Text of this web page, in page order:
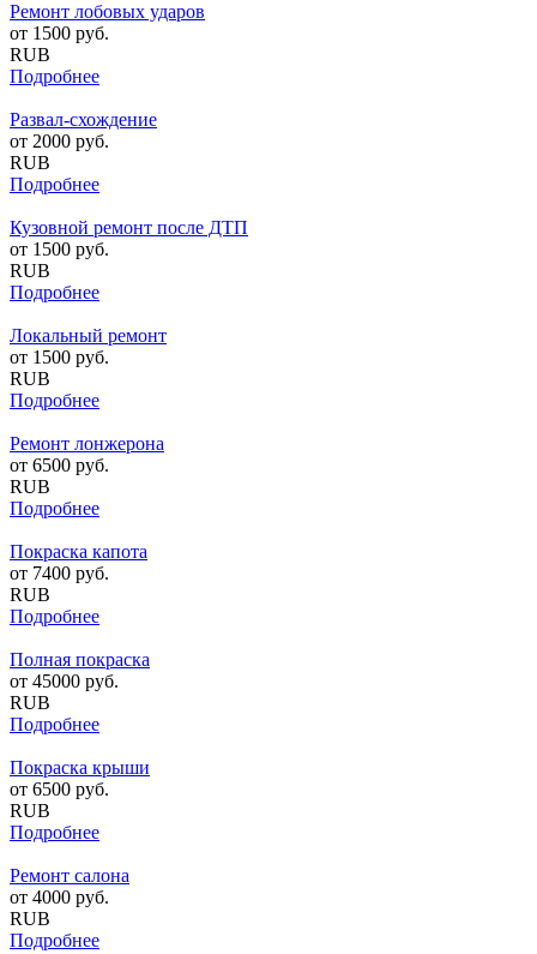
Ремонт лобовых ударов
от 1500 руб.
RUB
Подробнее
Развал-схождение
от 2000 руб.
RUB
Подробнее
Кузовной ремонт после ДТП
от 1500 руб.
RUB
Подробнее
Локальный ремонт
от 1500 руб.
RUB
Подробнее
Ремонт лонжерона
от 6500 руб.
RUB
Подробнее
Покраска капота
от 7400 руб.
RUB
Подробнее
Полная покраска
от 45000 руб.
RUB
Подробнее
Покраска крыши
от 6500 руб.
RUB
Подробнее
Ремонт салона
от 4000 руб.
RUB
Подробнее